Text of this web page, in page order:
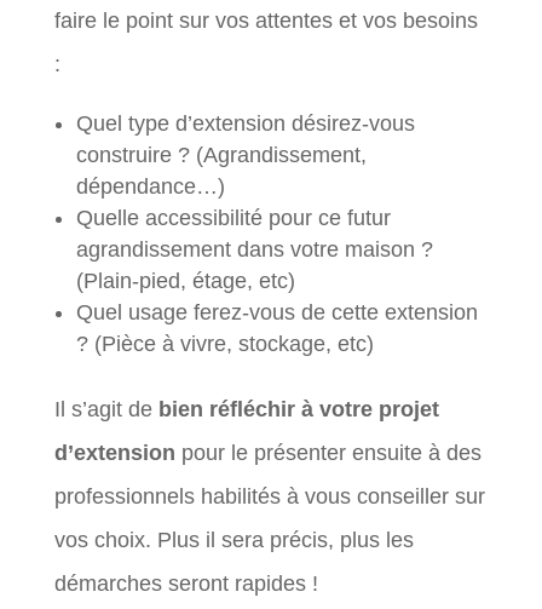
faire le point sur vos attentes et vos besoins
:
Quel type d’extension désirez-vous
construire ? (Agrandissement,
dépendance…)
Quelle accessibilité pour ce futur
agrandissement dans votre maison ?
(Plain-pied, étage, etc)
Quel usage ferez-vous de cette extension
? (Pièce à vivre, stockage, etc)
Il s’agit de bien réfléchir à votre projet
d’extension pour le présenter ensuite à des
professionnels habilités à vous conseiller sur
vos choix. Plus il sera précis, plus les
démarches seront rapides !